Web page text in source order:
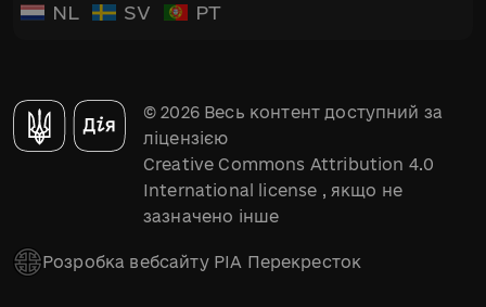
NL SV PT
© 2026 Весь контент доступний за
ліцензією
Creative Commons Attribution 4.0
International license , якщо не
зазначено інше
Розробка вебсайту РІА Перекресток